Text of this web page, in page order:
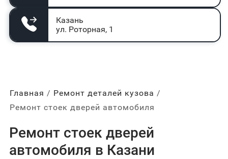
Казань
ул. Роторная, 1
Главная
Ремонт деталей кузова
Ремонт стоек дверей автомобиля
Ремонт стоек дверей
автомобиля в Казани